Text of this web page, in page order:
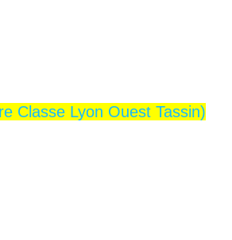
Classe Lyon Ouest Tassin)